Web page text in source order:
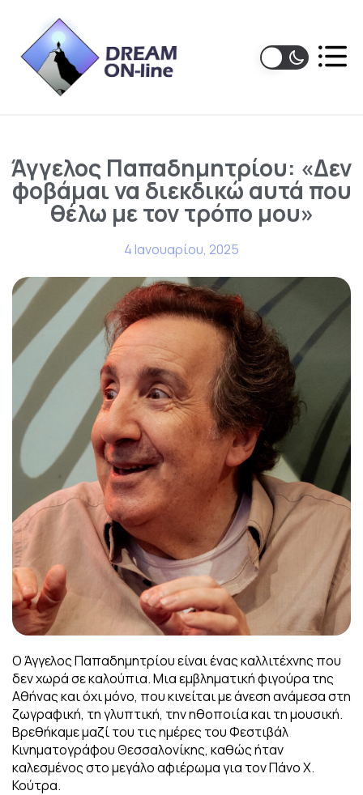
Άγγελος Παπαδημητρίου: «Δεν
φοβάμαι να διεκδικώ αυτά που
θέλω με τον τρόπο μου»
4 Ιανουαρίου, 2025
Ο Άγγελος Παπαδημητρίου είναι ένας καλλιτέχνης που
δεν χωρά σε καλούπια.Μια εμβληματική φιγούρα της
Αθήνας και όχι μόνο, που κινείται με άνεση ανάμεσα στη
ζωγραφική, τη γλυπτική, την ηθοποιία και τη μουσική.
Βρεθήκαμε μαζί του τις ημέρες του Φεστιβάλ
Κινηματογράφου Θεσσαλονίκης, καθώς ήταν
καλεσμένος στο μεγάλο αφιέρωμα για τον Πάνο Χ.
Κούτρα.